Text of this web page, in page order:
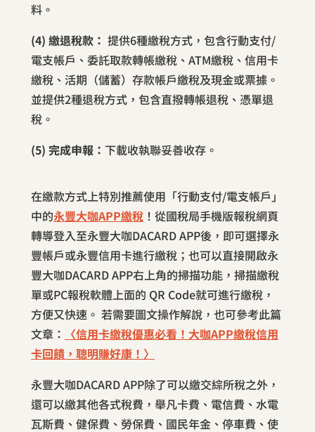
料。
(4) 繳退稅款： 提供6種繳稅方式，包含行動支付/
電支帳戶、委託取款轉帳繳稅、ATM繳稅、信用卡
繳稅、活期（儲蓄）存款帳戶繳稅及現金或票據。
並提供2種退稅方式，包含直撥轉帳退稅、憑單退
稅。
(5) 完成申報： 下載收執聯妥善收存。
在繳款方式上特別推薦使用「行動支付/電支帳戶」
中的永豐大咖APP繳稅 ！從國稅局手機版報稅網頁
轉導登入至永豐大咖DACARD APP後，即可選擇永
豐帳戶或永豐信用卡進行繳稅；也可以直接開啟永
豐大咖DACARD APP右上角的掃描功能，掃描繳稅
單或PC報稅軟體上面的 QR Code就可進行繳稅，
方便又快速。 若需要圖文操作解說，也可參考此篇
文章：
〈信用卡繳稅優惠必看！大咖APP繳稅信用
卡回饋，聰明賺好康！〉
永豐大咖DACARD APP除了可以繳交綜所稅之外，
還可以繳其他各式稅費，舉凡卡費、電信費、水電
瓦斯費、健保費、勞保費、國民年金、停車費、使